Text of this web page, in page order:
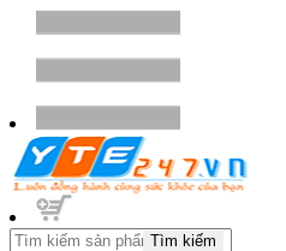
Tìm kiếm